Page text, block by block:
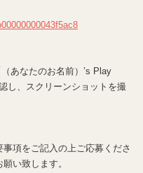
あなたのお名前）’s Play
し、スクリーンショットを撮
項をご記入の上ご応募くださ
い致します。